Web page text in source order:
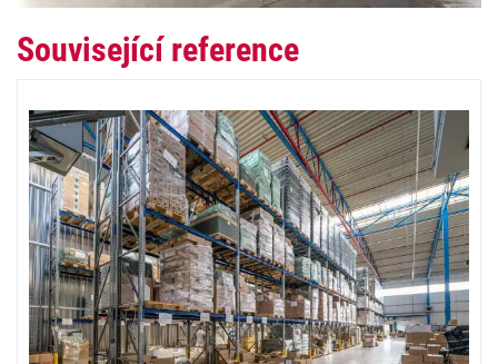
Související reference